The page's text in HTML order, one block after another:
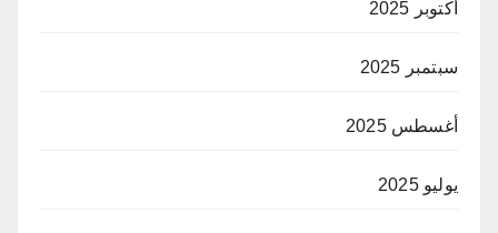
أكتوبر 2025
سبتمبر 2025
أغسطس 2025
يوليو 2025